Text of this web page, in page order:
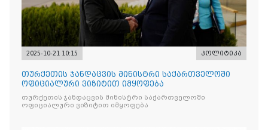
2025-10-21 10:15 პოლიტიკა
თურქეთის ჯანდაცვის მინისტრი საქართველოში
ოფიციალური ვიზიტით იმყოფება
თურქეთის ჯანდაცვის მინისტრი საქართველოში
ოფიციალური ვიზიტით იმყოფება